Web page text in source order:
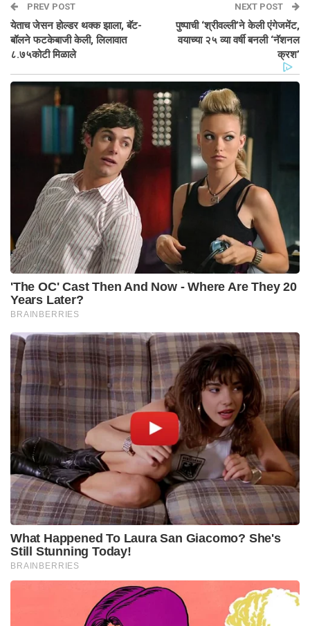
PREV POST
येताच जेसन होल्डर थक्क झाला, बॅट-
बॉलने फटकेबाजी केली, लिलावात
८.७५कोटी मिळाले
NEXT POST
पुष्पाची ‘श्रीवल्ली’ने केली एंगेजमेंट,
वयाच्या २५ व्या वर्षी बनली ‘नॅशनल
क्रश’